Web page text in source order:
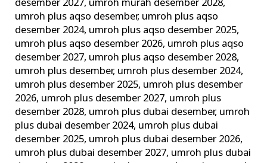
desember 2027, umroh murah desember 2028,
umroh plus aqso desember, umroh plus aqso
desember 2024, umroh plus aqso desember 2025,
umroh plus aqso desember 2026, umroh plus aqso
desember 2027, umroh plus aqso desember 2028,
umroh plus desember, umroh plus desember 2024,
umroh plus desember 2025, umroh plus desember
2026, umroh plus desember 2027, umroh plus
desember 2028, umroh plus dubai desember, umroh
plus dubai desember 2024, umroh plus dubai
desember 2025, umroh plus dubai desember 2026,
umroh plus dubai desember 2027, umroh plus dubai